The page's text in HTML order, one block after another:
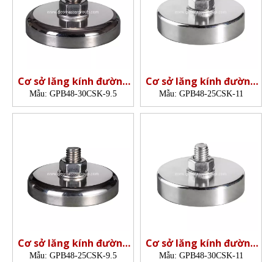
Cơ sở lăng kính đường
sắt từ tính (48mm)
Mẫu: GPB48-30CSK-9.5
Cơ sở lăng kính đường
sắt từ tính (48mm)
Mẫu: GPB48-25CSK-11
Cơ sở lăng kính đường
sắt từ tính (48mm)
Mẫu: GPB48-25CSK-9.5
Cơ sở lăng kính đường
sắt từ tính (48mm)
Mẫu: GPB48-30CSK-11